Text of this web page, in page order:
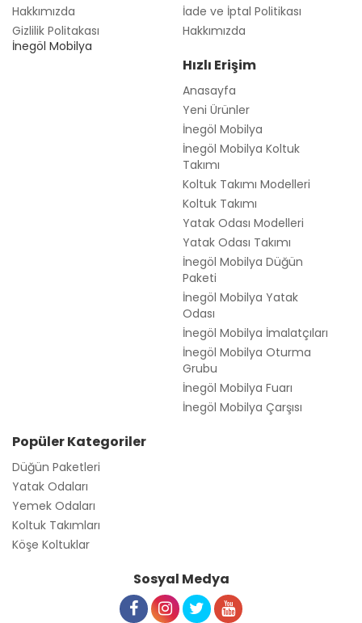
Hakkımızda
Gizlilik Politakası
İnegöl Mobilya
İade ve İptal Politikası
Hakkımızda
Hızlı Erişim
Anasayfa
Yeni Ürünler
İnegöl Mobilya
İnegöl Mobilya Koltuk
Takımı
Koltuk Takımı Modelleri
Koltuk Takımı
Yatak Odası Modelleri
Yatak Odası Takımı
İnegöl Mobilya Düğün
Paketi
İnegöl Mobilya Yatak
Odası
İnegöl Mobilya İmalatçıları
İnegöl Mobilya Oturma
Grubu
İnegöl Mobilya Fuarı
İnegöl Mobilya Çarşısı
Popüler Kategoriler
Düğün Paketleri
Yatak Odaları
Yemek Odaları
Koltuk Takımları
Köşe Koltuklar
Sosyal Medya